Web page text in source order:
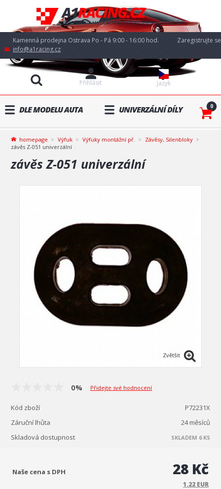
Kamenná prodejna Ostrava Po - Pá 9:00 - 16:00 hod.
info@a1racing.cz
Jazyk
Přihlásit
Zaregistrujte se
DLE MODELU AUTA UNIVERZÁLNÍ DÍLY 0
homepage Výfuk Výfuky montážní př.
Závěsy, Silenbloky
závěs Z-051 univerzální
závěs Z-051 univerzální
Zvětšit
0% Přidejte své hodnocení
Kód zboží
P72231X
Záruční lhůta
24 měsíců
Skladová dostupnost
SKLADEM 6 KS
Naše cena s DPH 28 Kč
1.22 EUR